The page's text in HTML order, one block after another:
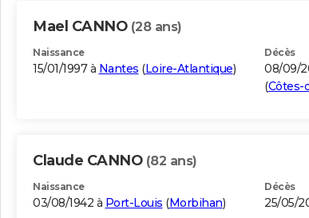
Mael CANNO (28 ans)
Naissance
15/01/1997 à Nantes (Loire-Atlantique)
Décès
08/09/
(Côtes-
Claude CANNO (82 ans)
Naissance
03/08/1942 à Port-Louis (Morbihan)
Décès
25/05/